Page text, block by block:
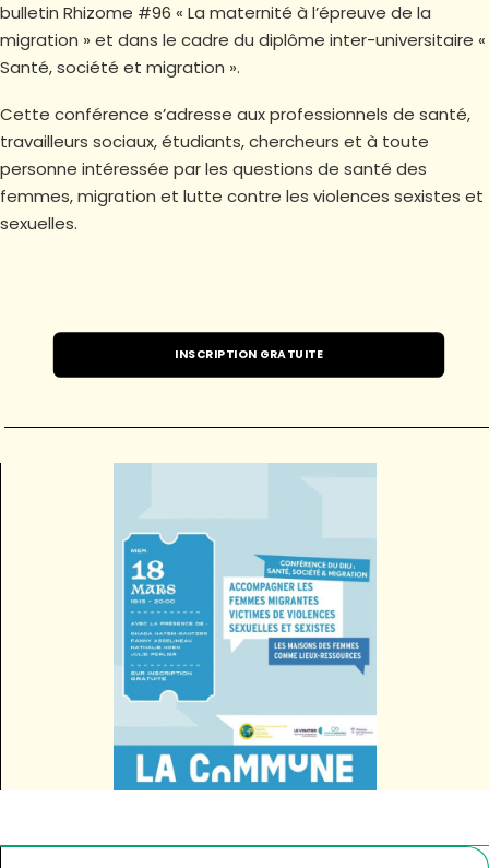
bulletin Rhizome #96 « La maternité à l’épreuve de la
migration » et dans le cadre du diplôme inter-universitaire «
Santé, société et migration ».
Cette conférence s’adresse aux professionnels de santé,
travailleurs sociaux, étudiants, chercheurs et à toute
personne intéressée par les questions de santé des
femmes, migration et lutte contre les violences sexistes et
sexuelles.
INSCRIPTION GRATUITE